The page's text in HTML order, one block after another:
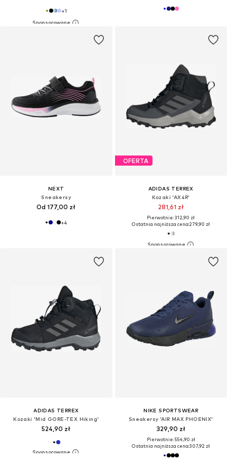
+1
NEXT
Sneakersy
Od 177,00 zł
+4
OFERTA
ADIDAS TERREX
Kozaki 'AX4R'
281,61 zł
Pierwotnie: 312,90 zł
Ostatnia najniższa cena:279,90 zł
ADIDAS TERREX
Kozaki 'Mid GORE-TEX Hiking'
524,90 zł
NIKE SPORTSWEAR
Sneakersy 'AIR MAX PHOENIX'
329,90 zł
Pierwotnie: 554,90 zł
Ostatnia najniższa cena:307,92 zł